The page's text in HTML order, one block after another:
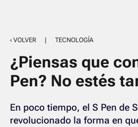
‹ VOLVER | TECNOLOGÍA
¿Piensas que
Pen? No estés
En poco tiempo, el S Pen de
revolucionado la forma en